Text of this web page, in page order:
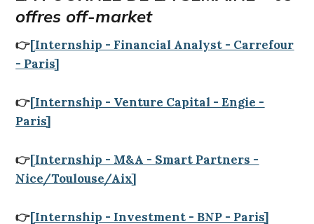
offres off-market
👉[Internship - Financial Analyst - Carrefour
- Paris]
👉[Internship - Venture Capital - Engie -
Paris]
👉[Internship - M&A - Smart Partners -
Nice/Toulouse/Aix]
👉[Internship - Investment - BNP - Paris]